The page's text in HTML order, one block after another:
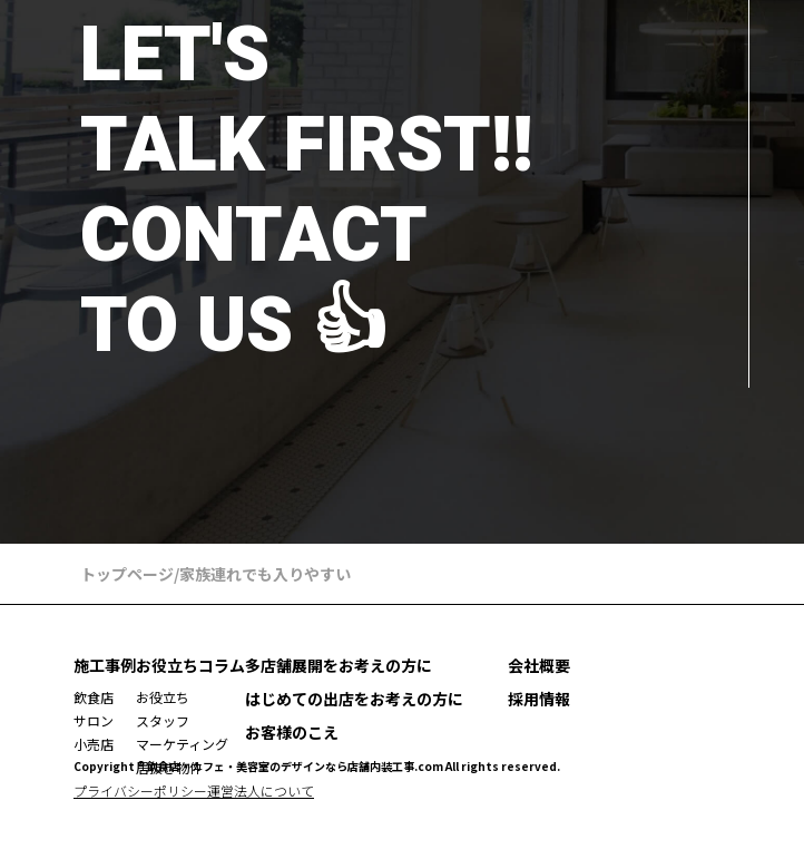
LET'S
TALK FIRST!!
CONTACT
TO US 👍
トップページ/家族連れでも入りやすい
施工事例
飲食店
サロン
小売店
お役立ちコラム
お役立ち
スタッフ
マーケティング
居抜き物件
多店舗展開をお考えの方に
はじめての出店をお考えの方に
お客様のこえ
会社概要
採用情報
プライバシーポリシー運営法人について
Copyright ® 飲食店・カフェ・美容室のデザインなら店舗内装工事.com All rights reserved.